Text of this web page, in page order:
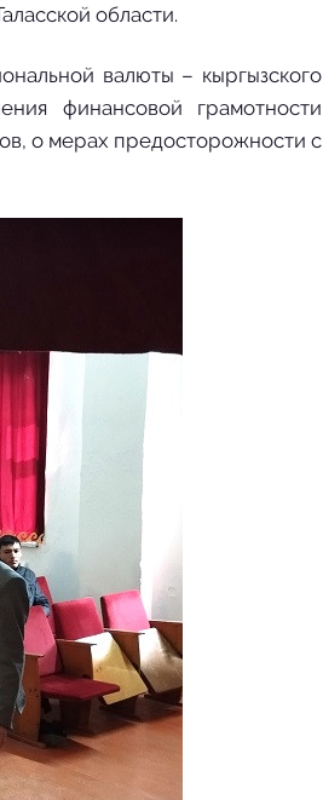
области.
валюты – кыргызского
финансовой грамотности
о мерах предосторожности с